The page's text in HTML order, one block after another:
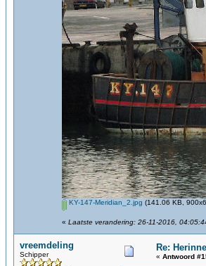
KY-147-Meridian_2.jpg (141.06 KB,
« Laatste verandering: 26-11-2016,
vreemdeling
Schipper
Re:
« Antwoord